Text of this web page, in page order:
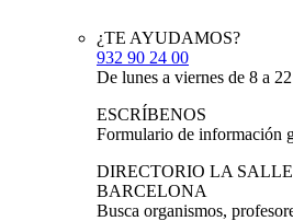
¿TE AYUDAMOS?
932 90 24 00
De lunes a viernes de 8 a
ESCRÍBENOS
Formulario de información
DIRECTORIO LA
BARCELONA
Busca organismos,